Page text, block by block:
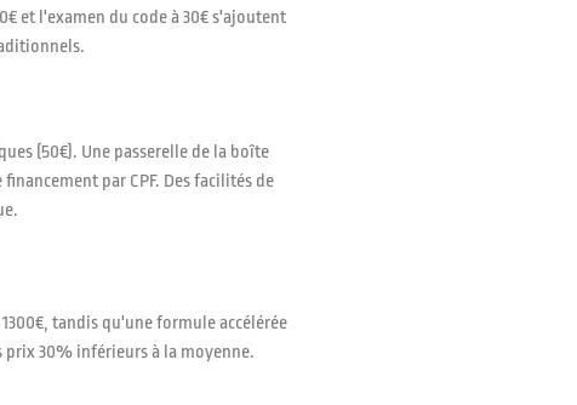
et l'examen du code à 30€ s'ajoutent
(50€). Une passerelle de la boîte
par CPF. Des facilités de
tandis qu'une formule accélérée
30% inférieurs à la moyenne.